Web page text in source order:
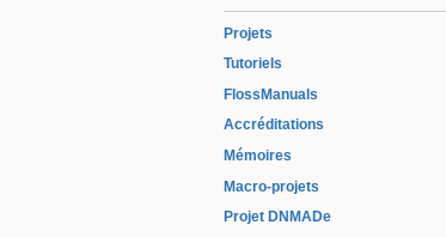
Projets
Tutoriels
FlossManuals
Accréditations
Mémoires
Macro-projets
Projet DNMADe